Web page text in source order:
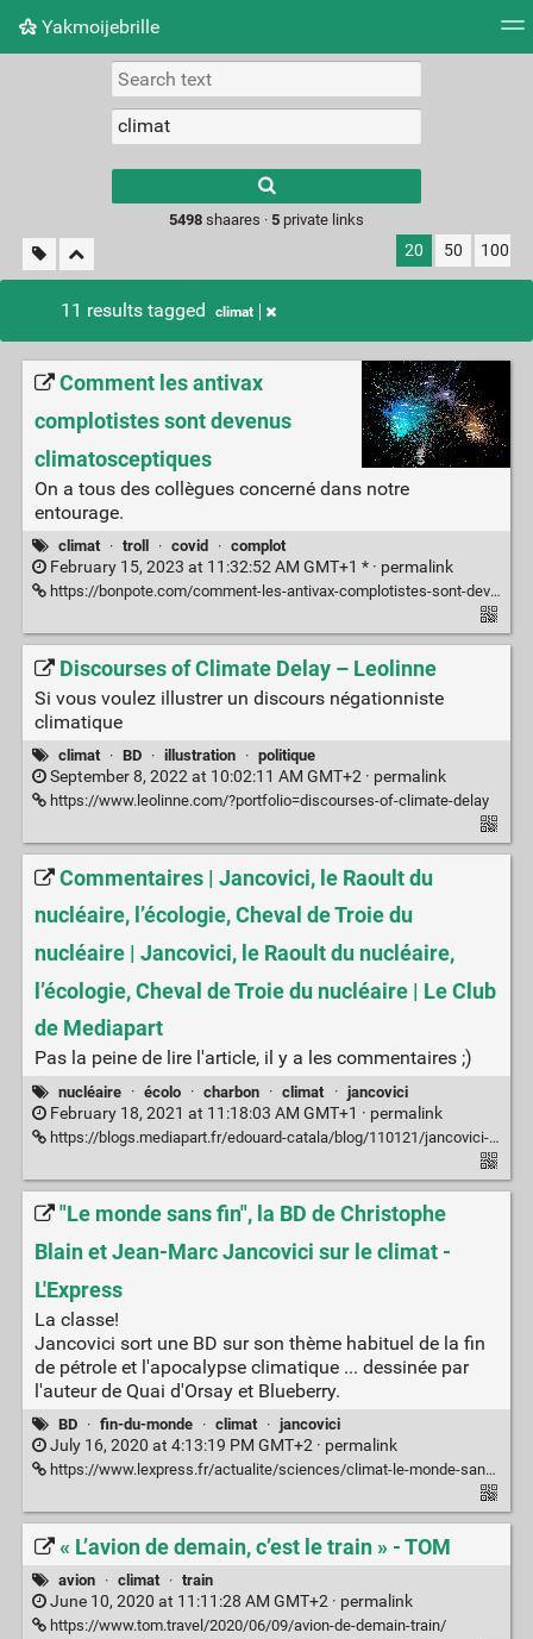
Yakmoijebrille
Picture wall
results.
5498shaares · 5private links
20 50 100
11 results tagged climat
Comment les antivax
complotistes sont devenus
climatosceptiques
On a tous des collègues concerné dans notre
entourage.
climat · troll · covid · complot
February 15, 2023 at 11:32:52 AM GMT+1 * · permalink
https://bonpote.com/comment-les-antivax-complotistes-sont-devenus-climatosceptiques/
Discourses of Climate Delay – Leolinne
Si vous voulez illustrer un discours négationniste
climatique
climat · BD · illustration · politique
September 8, 2022 at 10:02:11 AM GMT+2 · permalink
https://www.leolinne.com/?portfolio=discourses-of-climate-delay
Commentaires | Jancovici, le Raoult du
nucléaire, l’écologie, Cheval de Troie du
nucléaire | Jancovici, le Raoult du nucléaire,
l’écologie, Cheval de Troie du nucléaire | Le Club
de Mediapart
Pas la peine de lire l'article, il y a les commentaires ;)
nucléaire · écolo · charbon · climat · jancovici
February 18, 2021 at 11:18:03 AM GMT+1 · permalink
https://blogs.mediapart.fr/edouard-catala/blog/110121/jancovici-le-raoult-du-nucleaire-l-ecologie-cheval-de-troie-du-nucleaire/commentaires
"Le monde sans fin", la BD de Christophe
Blain et Jean-Marc Jancovici sur le climat -
L'Express
La classe!
Jancovici sort une BD sur son thème habituel de la fin
de pétrole et l'apocalypse climatique ... dessinée par
l'auteur de Quai d'Orsay et Blueberry.
BD · fin-du-monde · climat · jancovici
July 16, 2020 at 4:13:19 PM GMT+2 · permalink
https://www.lexpress.fr/actualite/sciences/climat-le-monde-sans-fin-la-nouvelle-bd-de-christophe-blain-et-jean-marc-jancovici_2130860.html
« L’avion de demain, c’est le train » - TOM
avion · climat · train
June 10, 2020 at 11:11:28 AM GMT+2 · permalink
https://www.tom.travel/2020/06/09/avion-de-demain-train/